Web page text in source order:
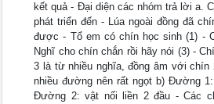
kết quả - Đại diện các nhóm trả lời a.
phát triển đến - Lúa ngoài đồng đã
được - Tổ em có chín học sinh (1) -
Nghĩ cho chín chắn rồi hãy nói (3) -
3 là từ nhiều nghĩa, đồng âm với
nhiều đường nên rất ngọt b) Đường
Đường 2: vật nối liền 2 đầu - Các